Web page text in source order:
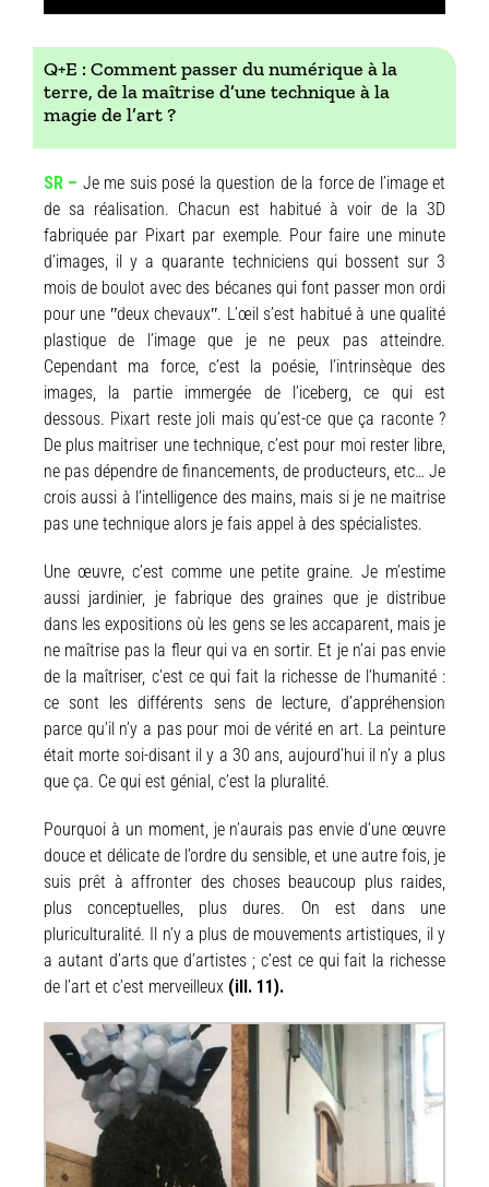
Q+E : Comment passer du numérique à la
terre, de la maîtrise d’une technique à la
magie de l’art ?
SR – Je me suis posé la question de la force de l’image et
de sa réalisation. Chacun est habitué à voir de la 3D
fabriquée par Pixart par exemple. Pour faire une minute
d’images, il y a quarante techniciens qui bossent sur 3
mois de boulot avec des bécanes qui font passer mon ordi
pour une ʺdeux chevauxʺ. L’œil s’est habitué à une qualité
plastique de l’image que je ne peux pas atteindre.
Cependant ma force, c’est la poésie,
l’intrinsèquedes
images, la partie immergée de l’iceberg, ce qui est
dessous. Pixart reste joli mais qu’est-ce que ça raconte ?
De plus maitriser une technique, c’est pour moi rester libre,
ne pas dépendre de financements, de producteurs, etc… Je
crois aussi à l’intelligence des mains, mais si je ne maitrise
pas une technique alors je fais appel à des spécialistes.
Une œuvre, c’est comme une petite graine. Je m’estime
aussi jardinier, je fabrique des graines que je distribue
dans les expositions où les gens se les accaparent, mais je
ne maîtrise pas la fleur qui va en sortir. Et je n’ai pas envie
de la maîtriser, c’est ce qui fait la richesse de l’humanité :
ce sont les différents sens de lecture, d’appréhension
parce qu’il n’y a pas pour moi de vérité en art. La peinture
était morte soi-disant il y a 30 ans, aujourd’hui il n’y a plus
que ça. Ce qui est génial, c’est la pluralité.
Pourquoi à un moment, je n’aurais pas envie d’une œuvre
douce et délicate de l’ordre du sensible, et une autre fois, je
suis prêt à affronter des choses beaucoup plus raides,
plus conceptuelles, plus dures. On est dans une
pluriculturalité. Il n’y a plus de mouvements artistiques, il y
a autant d’arts que d’artistes ; c’est ce qui fait la richesse
de l’art et c’est merveilleux (ill. 11).